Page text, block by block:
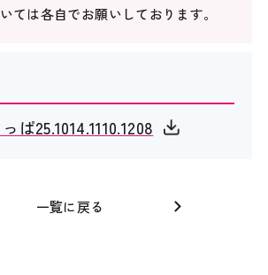
ては各自でお願いしております。
25.1014.1110.1208
一覧に戻る